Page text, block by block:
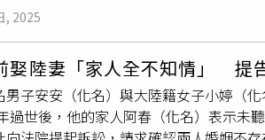
暫時停止執行」的驅逐令也復活，11月
逐令一下就是3年。阮妹機票都買好了
入出國及移民法》有規定，被遣返1年
侶內心最深層的恐懼；此外，1年後申請
」在越南當說帖，直斥兩地婚姻為「 假
移民署遣返而被迫分隔兩地，他們還走
善基金會先前曾被爆料指出，以賺外快
鎖定街友多半是看上街友急需用錢之特
過往經驗判斷，有心人士多會瞄準街友
至2萬元不等現金，以此做為洗錢人頭
上僅只是人頭公司，以此作為斷點，要
場兩名臨時找來的證人也未親耳聽聞賴
決現已確定。依《民法》第1138條，
條例》第67條規定，若屬大陸地區人民
戶籍，目前為無國籍人士，其律師許哲
定為「大陸地區人民」，恐只能分得
脫法行為」，可能無法獲法院認可。他
處理業務，順手查詢了自己的徵信資料
未主動申請婚姻登記，她不禁質疑：「
一步確認。經查證後，NiNi在上海全市
能是曾有金融機構（如放貸銀行或信用
得知，她需親赴中國人民銀行辦理婚姻
, 2025
娶陸妻「家人全不知情」 提
男子安安（化名）與大陸籍女子小婷（
過世後，他的家人阿春（化名）表示未